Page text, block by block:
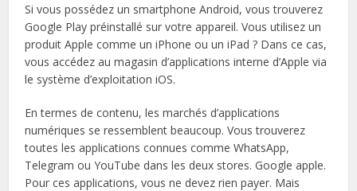
Si vous possédez un smartphone Android, vous trouverez
Google Play préinstallé sur votre appareil. Vous utilisez un
produit Apple comme un iPhone ou un iPad ? Dans ce cas,
vous accédez au magasin d’applications interne d’Apple via
le système d’exploitation iOS.
En termes de contenu, les marchés d’applications
numériques se ressemblent beaucoup. Vous trouverez
toutes les applications connues comme WhatsApp,
Telegram ou YouTube dans les deux stores. Google apple.
Pour ces applications, vous ne devez rien payer. Mais